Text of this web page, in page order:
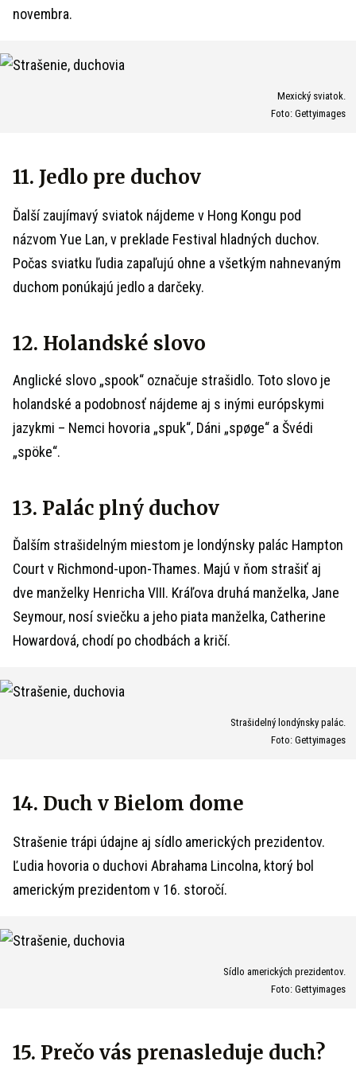
novembra.
Mexický sviatok.
Foto: Gettyimages
11. Jedlo pre duchov
Ďalší zaujímavý sviatok nájdeme v Hong Kongu pod
názvom Yue Lan, v preklade Festival hladných duchov.
Počas sviatku ľudia zapaľujú ohne a všetkým nahnevaným
duchom ponúkajú jedlo a darčeky.
12. Holandské slovo
Anglické slovo „spook“ označuje strašidlo. Toto slovo je
holandské a podobnosť nájdeme aj s inými európskymi
jazykmi – Nemci hovoria „spuk“, Dáni „spøge“ a Švédi
„spöke“.
13. Palác plný duchov
Ďalším strašidelným miestom je londýnsky palác Hampton
Court v Richmond-upon-Thames. Majú v ňom strašiť aj
dve manželky Henricha VIII. Kráľova druhá manželka, Jane
Seymour, nosí sviečku a jeho piata manželka, Catherine
Howardová, chodí po chodbách a kričí.
Strašidelný londýnsky palác.
Foto: Gettyimages
14. Duch v Bielom dome
Strašenie trápi údajne aj sídlo amerických prezidentov.
Ľudia hovoria o duchovi Abrahama Lincolna, ktorý bol
americkým prezidentom v 16. storočí.
Sídlo amerických prezidentov.
Foto: Gettyimages
15. Prečo vás prenasleduje duch?